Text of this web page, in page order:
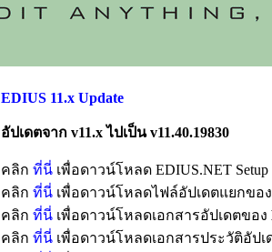
EDIUS 11.x Update
อัปเดตจาก v11.x ไปเป็น v11.40.19830
คลิก ที่นี่เพื่อดาวน์โหลด EDIUS.NET
คลิก ที่นี่เพื่อดาวน์โหลดไฟล์อัปเดตแยกของ
คลิก ที่นี่เพื่อดาวน์โหลดเอกสารอัปเดตของ
คลิก ที่นี่เพื่อดาวน์โหลดเอกสารประวัติอัปเ